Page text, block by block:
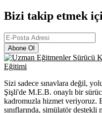
Bizi takip etmek
Abone Ol
Sizi sadece sınavlara değil,
Şişli'de M.E.B. onaylı bir
kadromuzla hizmet veriyoruz.
sınıflarında, simülatör destekli